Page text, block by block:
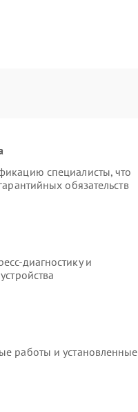
специалисты, что
обязательств
диагностику и
работы и установленные